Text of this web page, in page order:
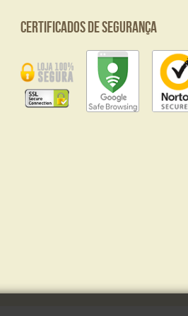
Certificados de Segurança